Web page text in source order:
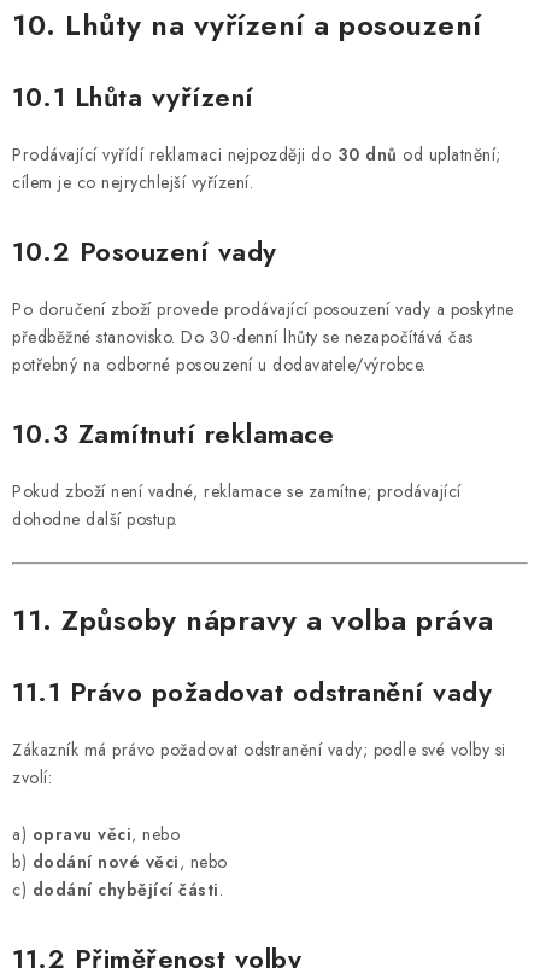
10. Lhůty na vyřízení a posouzení
10.1 Lhůta vyřízení
Prodávající vyřídí reklamaci nejpozději do 30 dnů od uplatnění;
cílem je co nejrychlejší vyřízení.
10.2 Posouzení vady
Po doručení zboží provede prodávající posouzení vady a poskytne
předběžné stanovisko. Do 30-denní lhůty se nezapočítává čas
potřebný na odborné posouzení u dodavatele/výrobce.
10.3 Zamítnutí reklamace
Pokud zboží není vadné, reklamace se zamítne; prodávající
dohodne další postup.
11. Způsoby nápravy a volba práva
11.1 Právo požadovat odstranění vady
Zákazník má právo požadovat odstranění vady; podle své volby si
zvolí:
a) opravu věci, nebo
b) dodání nové věci, nebo
c) dodání chybějící části.
11.2 Přiměřenost volby